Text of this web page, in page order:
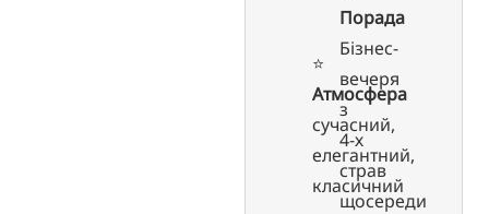
⭐️
Атмосфера
сучасний,
елегантний,
класичний
Порада
Бізнес-
вечеря
з
4-х
страв
щосереди